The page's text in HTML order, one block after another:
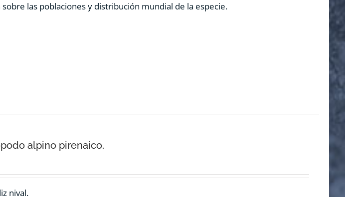
las poblaciones y distribución mundial de la especie.
alpino pirenaico.
nival.